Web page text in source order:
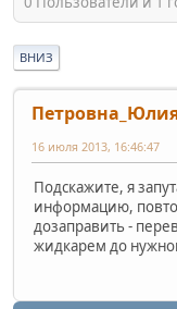
ВНИЗ
16 июля 2013, 16:46:47
Подскажите, я
информацию,
дозаправить -
жидкарем до